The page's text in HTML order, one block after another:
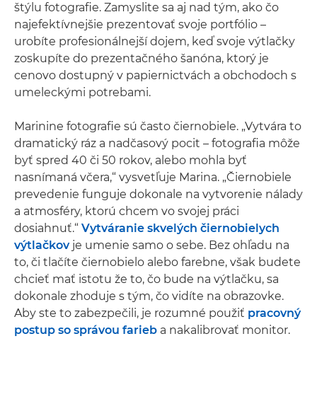
štýlu fotografie. Zamyslite sa aj nad tým, ako čo
najefektívnejšie prezentovať svoje portfólio –
urobíte profesionálnejší dojem, keď svoje výtlačky
zoskupíte do prezentačného šanóna, ktorý je
cenovo dostupný v papiernictvách a obchodoch s
umeleckými potrebami.
Marinine fotografie sú často čiernobiele. „Vytvára to
dramatický ráz a nadčasový pocit – fotografia môže
byť spred 40 či 50 rokov, alebo mohla byť
nasnímaná včera,“ vysvetľuje Marina. „Čiernobiele
prevedenie funguje dokonale na vytvorenie nálady
a atmosféry, ktorú chcem vo svojej práci
dosiahnuť.“ Vytváranie skvelých čiernobielych
výtlačkovje umenie samo o sebe. Bez ohľadu na
to, či tlačíte čiernobielo alebo farebne, však budete
chcieť mať istotu že to, čo bude na výtlačku, sa
dokonale zhoduje s tým, čo vidíte na obrazovke.
Aby ste to zabezpečili, je rozumné použiť pracovný
postup so správou farieb a nakalibrovať monitor.